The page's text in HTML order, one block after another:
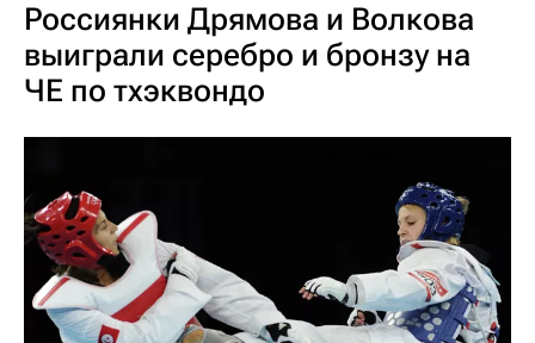
Россиянки Дрямова и Волкова
выиграли серебро и бронзу на
ЧЕ по тхэквондо